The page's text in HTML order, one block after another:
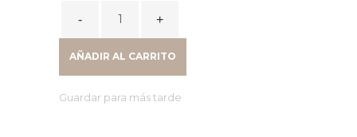
TISSUE
AÑADIR AL CARRITO
Guardar para más tarde